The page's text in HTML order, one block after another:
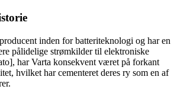
inden for batteriteknologi og har en
pålidelige strømkilder til elektroniske
har Varta konsekvent været på forkant
hvilket har cementeret deres ry som en af